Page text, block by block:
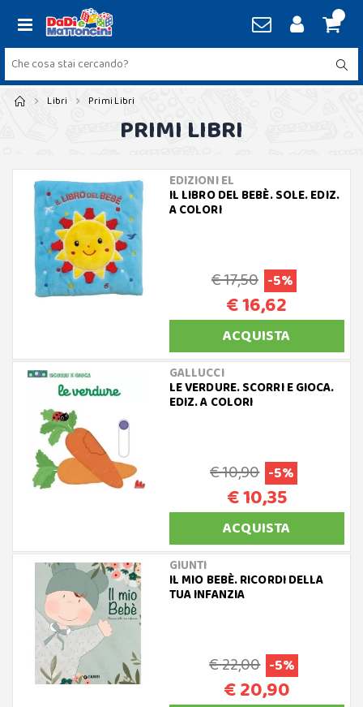
Libri Primi Libri
PRIMI LIBRI
EDIZIONI EL
IL LIBRO DEL BEBÈ. SOLE. EDIZ.
A COLORI
€ 17,50 -5%
€ 16,62
ACQUISTA
GALLUCCI
LE VERDURE. SCORRI E GIOCA.
EDIZ. A COLORI
€ 10,90 -5%
€ 10,35
ACQUISTA
GIUNTI
IL MIO BEBÈ. RICORDI DELLA
TUA INFANZIA
€ 22,00 -5%
€ 20,90